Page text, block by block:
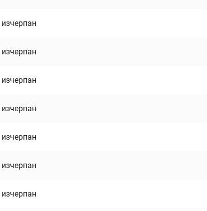
изчерпан
изчерпан
изчерпан
изчерпан
изчерпан
изчерпан
изчерпан